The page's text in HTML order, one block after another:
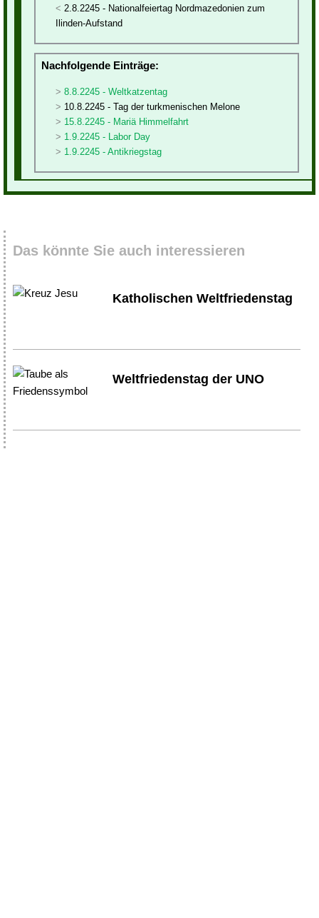
2.8.2245 - Nationalfeiertag Nordmazedonien zum
Ilinden-Aufstand
Nachfolgende Einträge:
8.8.2245 - Weltkatzentag
10.8.2245 - Tag der turkmenischen Melone
15.8.2245 - Mariä Himmelfahrt
1.9.2245 - Labor Day
1.9.2245 - Antikriegstag
Das könnte Sie auch interessieren
Katholischen Weltfriedenstag
Weltfriedenstag der UNO